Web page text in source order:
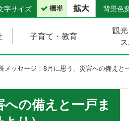
字サイズ 背景色
子育て・教育
観光
メッセージ：8月に思う、災害への備えと
の備えと一戸ま